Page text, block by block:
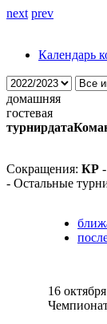
next prev
Календарь
домашняя
гостевая
турнирдата
Сокращения: КР
- Остальные
16 октября